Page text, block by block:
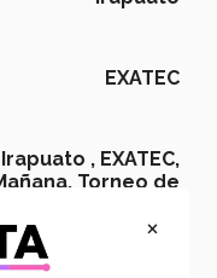
EXATEC
, EXATEC,
Torneo de
×